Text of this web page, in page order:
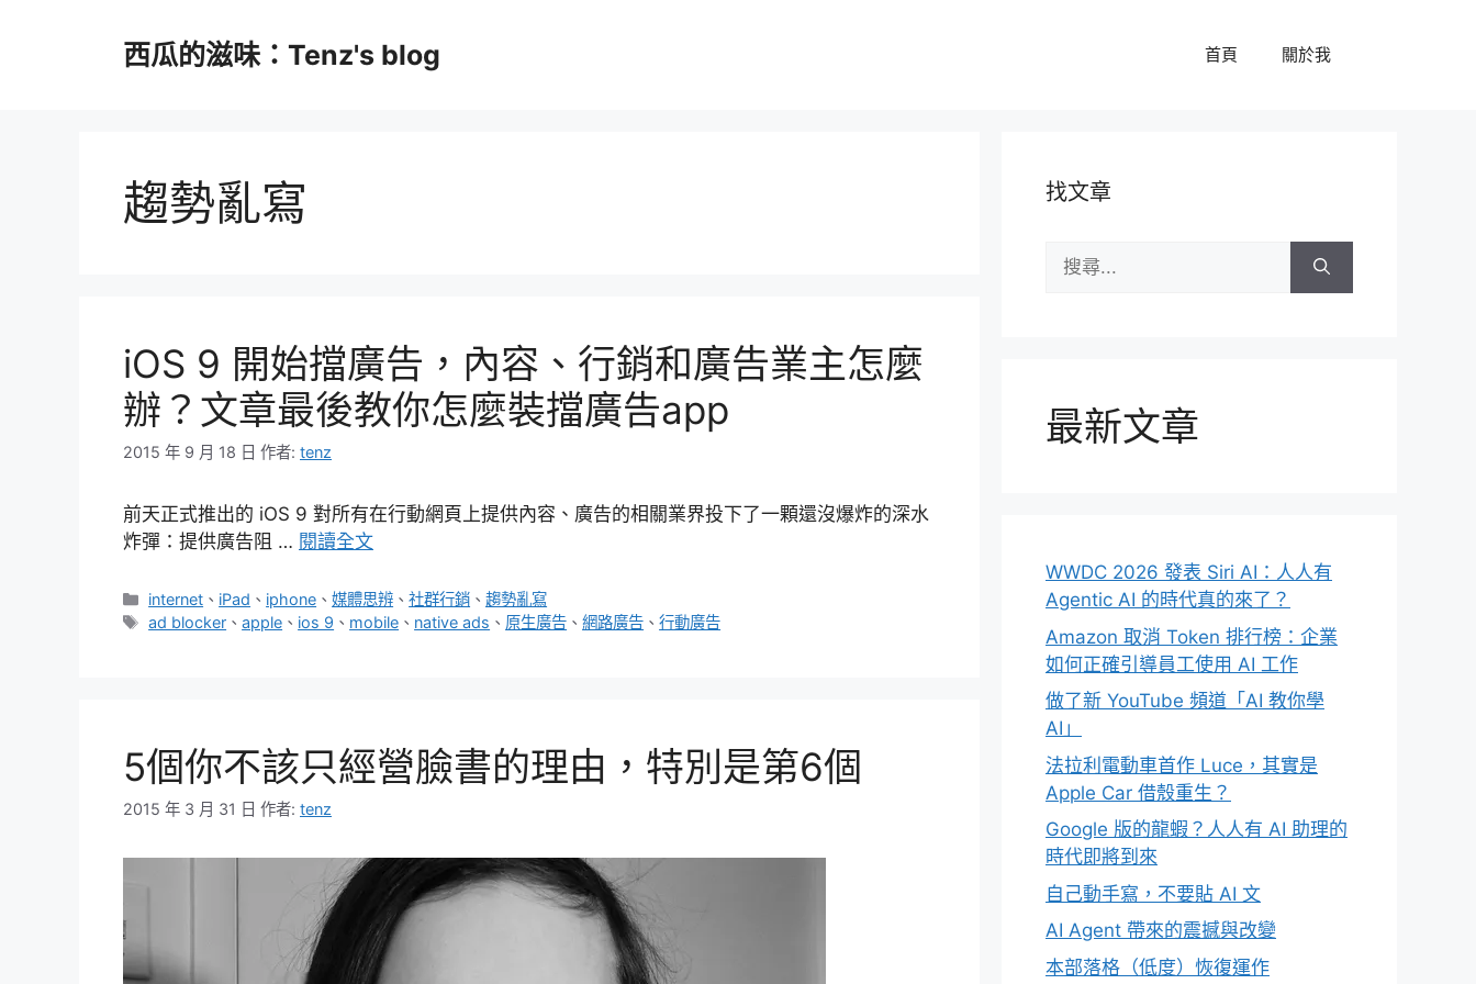
西瓜的滋味：Tenz's blog 首頁 關於我
趨勢亂寫
iOS 9 開始擋廣告，內容、行銷和廣告業主怎麼
辦？文章最後教你怎麼裝擋廣告app
2015 年 9 月 18 日 作者: tenz
前天正式推出的 iOS 9 對所有在行動網頁上提供內容、廣告的相關業界投下了一顆還沒爆炸的深水
炸彈：提供廣告阻 … 閱讀全文
分
類
internet 、 iPad 、 iphone 、媒體思辨 、社群行銷 、趨勢亂寫
標
ad blocker 、apple 、 ios 9 、 mobile 、 native ads 、 原生廣告 、網路廣告 、行動廣告
5個你不該只經營臉書的理由，特別是第6個
2015 年 3 月 31 日 作者: tenz
找文章
尋:
最新文章
WWDC 2026 發表 Siri AI：人人有
Agentic AI 的時代真的來了？
Amazon 取消 Token 排行榜：企業
如何正確引導員工使用 AI 工作
做了新 YouTube 頻道「AI 教你學
AI」
法拉利電動車首作 Luce，其實是
Apple Car 借殼重生？
Google 版的龍蝦？人人有 AI 助理的
時代即將到來
自己動手寫，不要貼 AI 文
AI Agent 帶來的震撼與改變
本部落格（低度）恢復運作